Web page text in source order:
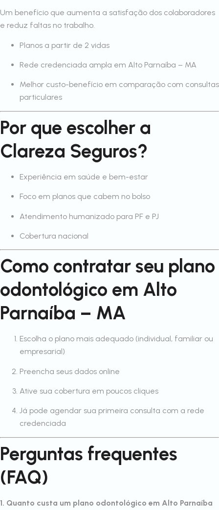
Um benefício que aumenta a satisfação dos colaboradores
e reduz faltas no trabalho.
Planos a partir de 2 vidas
Rede credenciada ampla em Alto Parnaíba – MA
Melhor custo-benefício em comparação com consultas
particulares
Por que escolher a
Clareza Seguros?
Experiência em saúde e bem-estar
Foco em planos que cabem no bolso
Atendimento humanizado para PF e PJ
Cobertura nacional
Como contratar seu plano
odontológico em Alto
Parnaíba – MA
Escolha o plano mais adequado (individual, familiar ou
empresarial)
Preencha seus dados online
Ative sua cobertura em poucos cliques
Já pode agendar sua primeira consulta com a rede
credenciada
Perguntas frequentes
(FAQ)
1. Quanto custa um plano odontológico em Alto Parnaíba